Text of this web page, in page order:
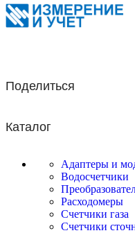
Поделиться
Каталог
Адаптеры и
Водосчетчики
Расходомеры
Счетчики газа
Счетчики